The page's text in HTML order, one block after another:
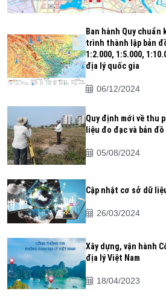
Ban hành Quy
trình thành lập bản
1:2.000, 1:5.000,
địa lý quốc gia
06/12/2024
Quy định mới về thu
liệu đo đạc và bản đồ
05/08/2024
Cập nhật cơ sở dữ
26/03/2024
Xây dựng, vận hành
địa lý Việt Nam
18/04/2023